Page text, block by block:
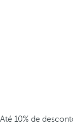
Até 10% de